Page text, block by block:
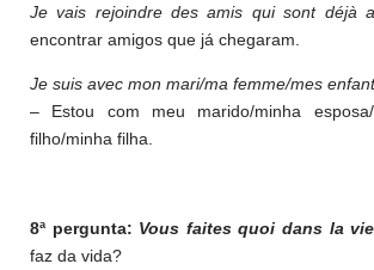
Je vais rejoindre des amis qui sont déjà
encontrar amigos que já chegaram.
Je suis avec mon mari/ma femme/mes
– Estou com meu marido/minha esposa/
filho/minha filha.
8ª pergunta: Vous faites quoi dans la
faz da vida?